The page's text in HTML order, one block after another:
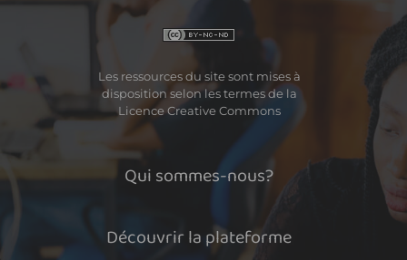
Les ressources du site sont mises à
disposition selon les termes de la
Licence Creative Commons
Qui sommes-nous?
Découvrir la plateforme